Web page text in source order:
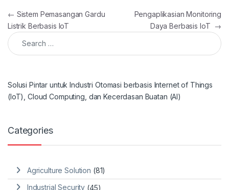
Post navigation
← Sistem Pemasangan Gardu
Listrik Berbasis IoT
Pengaplikasian Monitoring
Daya Berbasis IoT →
Search for:
Solusi Pintar untuk Industri Otomasi berbasis Internet of Things
(IoT), Cloud Computing, dan Kecerdasan Buatan (AI)
Categories
Agriculture Solution (81)
Industrial Security (45)